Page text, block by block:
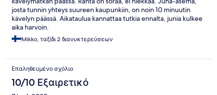
josta tunnin yhteys suureen kaupunkiin, on noin 10 minuutin
kävelyn päässä. Aikataulua kannattaa tutkia ennalta, junia kulkee
aika harvoin.
Mikko, ταξίδι 2 διανυκτερεύσεων
Επαληθευμένο σχόλιο
10/10 Εξαιρετικό